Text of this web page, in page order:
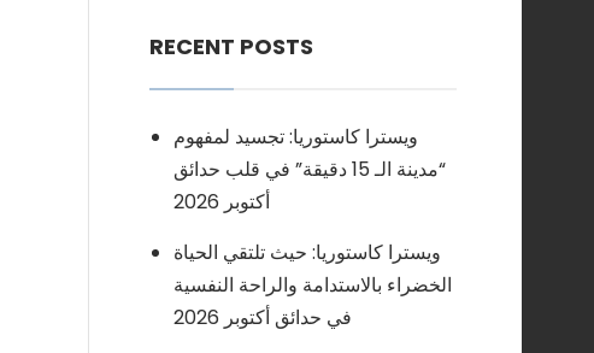
RECENT POSTS
ويسترا كاستوريا: تجسيد لمفهوم
“مدينة الـ 15 دقيقة” في قلب حدائق
أكتوبر 2026
ويسترا كاستوريا: حيث تلتقي الحياة
الخضراء بالاستدامة والراحة النفسية
في حدائق أكتوبر 2026